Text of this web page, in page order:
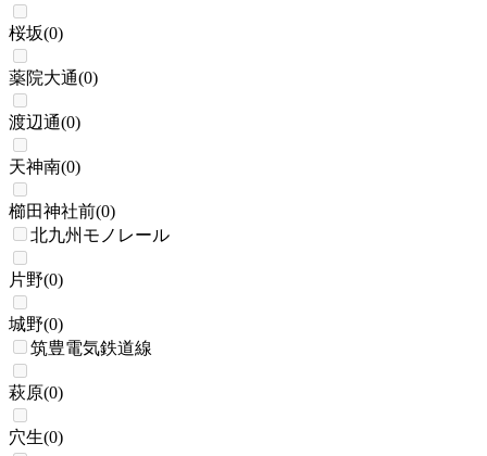
桜坂(0)
薬院大通(0)
渡辺通(0)
天神南(0)
櫛田神社前(0)
北九州モノレール
片野(0)
城野(0)
筑豊電気鉄道線
萩原(0)
穴生(0)